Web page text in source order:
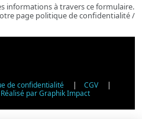
informations à travers ce formulaire.
page politique de confidentialité /
de confidentialité | CGV |
Réalisé par Graphik Impact